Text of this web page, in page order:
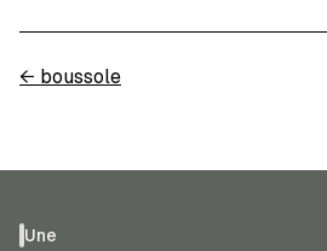
← boussole
Une